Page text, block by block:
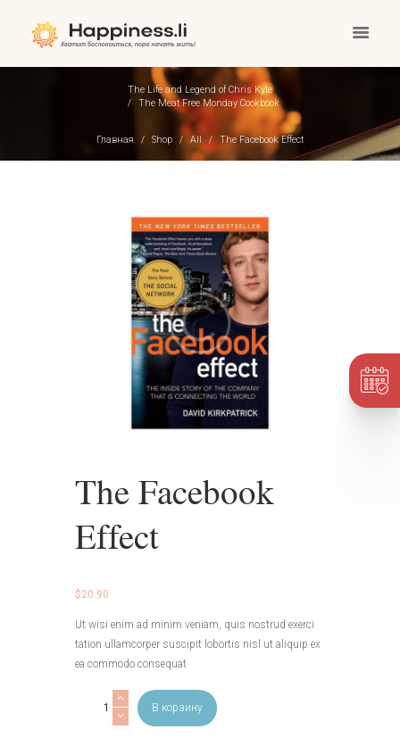
The Life and Legend of Chris Kyle
The Meat Free Monday Cookbook
Главная Shop All The Facebook Effect
The Facebook
Effect
$20.90
Ut wisi enim ad minim veniam, quis nostrud exerci
tation ullamcorper suscipit lobortis nisl ut aliquip ex
ea commodo consequat
Количество
В корзину